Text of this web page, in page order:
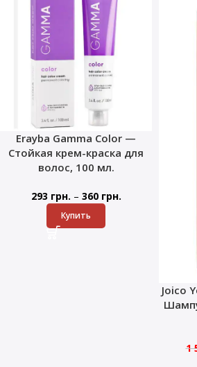
Erayba Gamma Color —
Стойкая крем-краска для
волос, 100 мл.
293 грн. – 360 грн.
Купить
Joico
1